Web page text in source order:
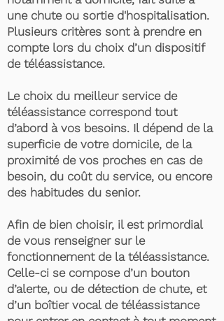
une chute ou sortie d'hospitalisation.
Plusieurs critères sont à prendre en
compte lors du choix d’un dispositif
de téléassistance.
Le choix du meilleur service de
téléassistance correspond tout
d’abord à vos besoins. Il dépend de la
superficie de votre domicile, de la
proximité de vos proches en cas de
besoin, du coût du service, ou encore
des habitudes du senior.
Afin de bien choisir, il est primordial
de vous renseigner sur le
fonctionnement de la téléassistance.
Celle-ci se compose d’un bouton
d’alerte, ou de détection de chute, et
d’un boîtier vocal de téléassistance